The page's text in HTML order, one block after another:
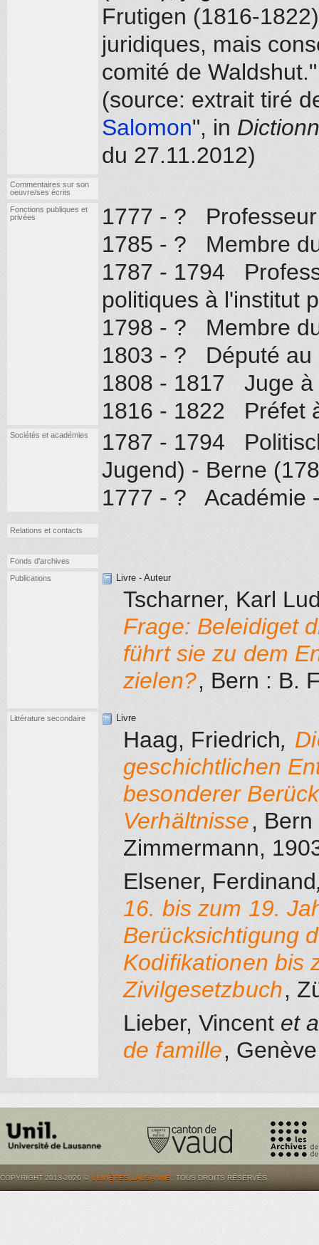
Frutigen (1816-
juridiques, mais
comité de Waldshut."
(source: extrait tiré
Salomon", in
du 27.11.2012)
Commentaires sur son
oeuvre/ses écrits
Fonctions publiques et
privées
1777 - ?
1785 - ? Membre
1787 - 1794
politiques à l'institut
1798 - ? Membre
1803 - ? Député au
1808 - 1817 Juge à
1816 - 1822 Préfet
Sociétés et académies
1787 - 1794
Jugend) - Berne
1777 - ? Académie
Relations et contacts
Fonds d'archives
Publications
Livre - Auteur
Tscharner, Karl
Frage: Beleidiget
führt sie zu dem
zielen?, Bern : B.
Littérature secondaire Livre
Haag, Friedrich,
geschichtlichen
besonderer
Verhältnisse, Bern
Zimmermann,
Elsener, Ferdinand
16. bis zum 19.
Berücksichtigung
Kodifikationen bis
Zivilgesetzbuch,
Lieber, Vincent et
de famille, Genève
COPYRIGHT 2013-2026 © LUMIÈRES.LAUSANNE . TOUS DROITS RÉSERVÉS.